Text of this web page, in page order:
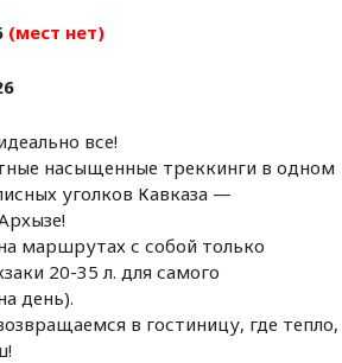
(мест нет)
все!
насыщенные треккинги в одном
уголков Кавказа —
маршрутах с собой только
20-35 л. для самого
день).
в гостиницу, где тепло,